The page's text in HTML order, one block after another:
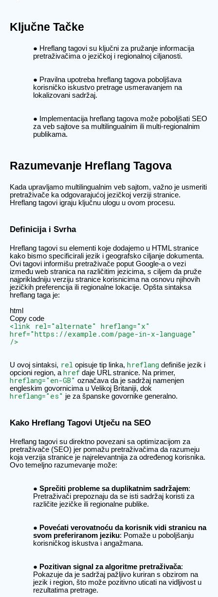
Ključne Tačke
Hreflang tagovi su ključni za pružanje informacija
pretraživačima o jezičkoj i regionalnoj ciljanosti.
Pravilna upotreba hreflang tagova poboljšava
korisničko iskustvo pretrage usmeravanjem na
lokalizovani sadržaj.
Implementacija hreflang tagova može poboljšati SEO
za veb sajtove sa multilingualnim ili multi-regionalnim
publikama.
Razumevanje Hreflang Tagova
Kada upravljamo multilingualnim veb sajtom, važno je usmeriti
pretraživače ka odgovarajućoj jezičkoj verziji stranice.
Hreflang tagovi igraju ključnu ulogu u ovom procesu.
Definicija i Svrha
Hreflang tagovi su elementi koje dodajemo u HTML stranice
kako bismo specificirali jezik i geografsko ciljanje dokumenta.
Ovi tagovi informišu pretraživače poput Google-a o vezi
između web stranica na različitim jezicima, s ciljem da pruže
najprikladniju verziju stranice korisnicima na osnovu njihovih
jezičkih preferencija ili regionalne lokacije. Opšta sintaksa
hreflang taga je:
html
Copy code
<link rel="alternate" hreflang="x"
href="https://example.com/page-in-x-language"
/>
U ovoj sintaksi, rel opisuje tip linka, hreflang definiše jezik i
opcioni region, a href daje URL stranice. Na primer,
hreflang="en-GB" označava da je sadržaj namenjen
engleskim govornicima u Velikoj Britaniji, dok
hreflang="es" je za španske govornike generalno.
Kako Hreflang Tagovi Utječu na SEO
Hreflang tagovi su direktno povezani sa optimizacijom za
pretraživače (SEO) jer pomažu pretraživačima da razumeju
koja verzija stranice je najrelevantnija za određenog korisnika.
Ovo temeljno razumevanje može:
Sprečiti probleme sa duplikatnim sadržajem:
Pretraživači prepoznaju da se isti sadržaj koristi za
različite jezičke ili regionalne publike.
Povećati verovatnoću da korisnik vidi stranicu na
svom preferiranom jeziku: Pomaže u poboljšanju
korisničkog iskustva i angažmana.
Pozitivan signal za algoritme pretraživača:
Pokazuje da je sadržaj pažljivo kuriran s obzirom na
jezik i region, što može pozitivno uticati na vidljivost u
rezultatima pretrage.